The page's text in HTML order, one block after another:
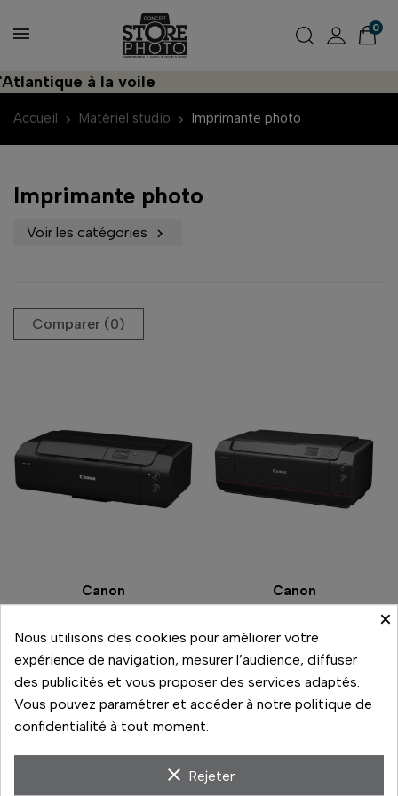
0
à la voile
Accueil Matériel studio Imprimante photo
Imprimante photo
Voir les catégories 
Comparer (0)‎
Canon
310
Prix
849,00 €
En réapprovisionnement
Comparer
Canon
1100
Prix
1 399,00 €
En stock
×
Nous utilisons des cookies pour améliorer votre
expérience de navigation, mesurer l’audience, diffuser
des publicités et vous proposer des services adaptés.
Vous pouvez paramétrer et accéder à notre politique de
confidentialité à tout moment.
clear Rejeter